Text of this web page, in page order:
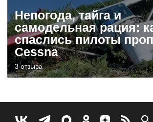
Непогода, тайга и
самодельная рация:
спаслись пилоты
Cessna
3 отзыва